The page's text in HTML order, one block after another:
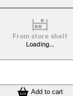
From store shelf
Loading...
Add to cart